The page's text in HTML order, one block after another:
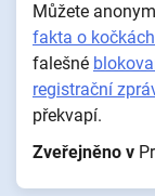
Můžete
fakta o kočkách
falešné
registrační
překvapí.
Zveřejněno v